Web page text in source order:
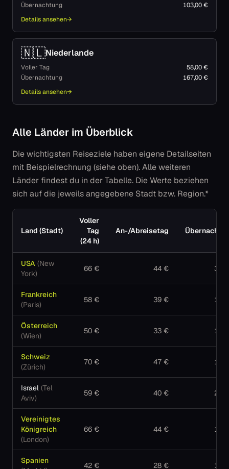
Übernachtung
103,00 €
Details ansehen→
🇳🇱Niederlande
Voller Tag
58,00 €
Übernachtung
167,00 €
Details ansehen→
Alle Länder im Überblick
Die wichtigsten Reiseziele haben eigene Detailseiten
mit Beispielrechnung (siehe oben). Alle weiteren
Länder findest du in der Tabelle. Die Werte beziehen
sich auf die jeweils angegebene Stadt bzw. Region.*
Land (Stadt)
Voller
Tag
(24 h)
An-/Abreisetag
USA (New
York)
66 € 44 € 308
Frankreich
(Paris)
58 € 39 € 159
Österreich
(Wien)
50 € 33 € 117
Schweiz
(Zürich)
70 € 47 € 195
Israel (Tel
Aviv)
59 € 40 € 268
Vereinigtes
Königreich
(London)
66 € 44 € 163
Spanien
42 € 28 € 131